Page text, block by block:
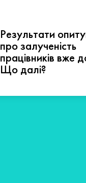
Результати
про залученість
працівників вже
Що далі?